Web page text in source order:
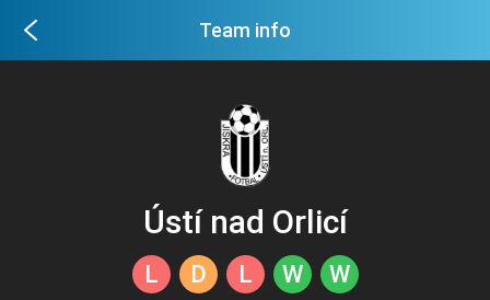
Team info
Ústí nad Orlicí
L D L W W